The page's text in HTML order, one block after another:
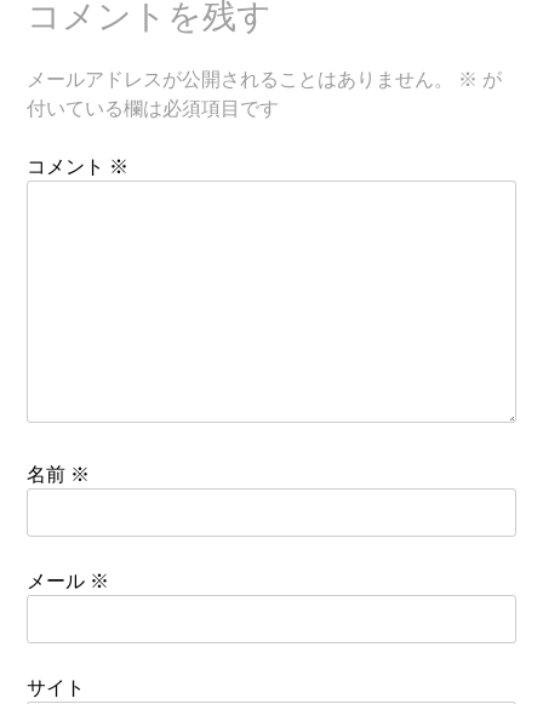
ゲ
ー
コメントを残す
メールアドレスが公開されることはありません。 ※ が
付いている欄は必須項目です
コメント ※
名前 ※
メール ※
サイト